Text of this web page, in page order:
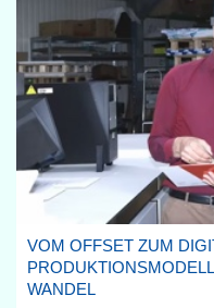
VOM OFFSET ZUM
WANDEL